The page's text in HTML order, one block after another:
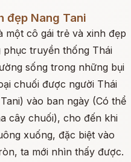
đẹp Nang Tani
một cô gái trẻ và xinh đẹp
phục truyền thống Thái
sống trong những bụi
chuối được người Thái
vào ban ngày (Có thể
cây chuối), cho đến khi
xuống, đặc biệt vào
ta mới nhìn thấy được.